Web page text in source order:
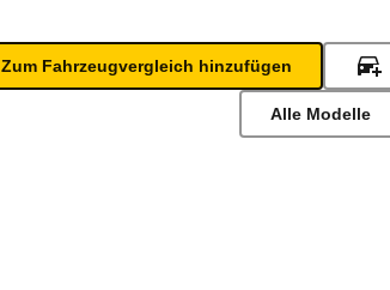
Zum Fahrzeugvergleich hinzufügen
Alle Modelle